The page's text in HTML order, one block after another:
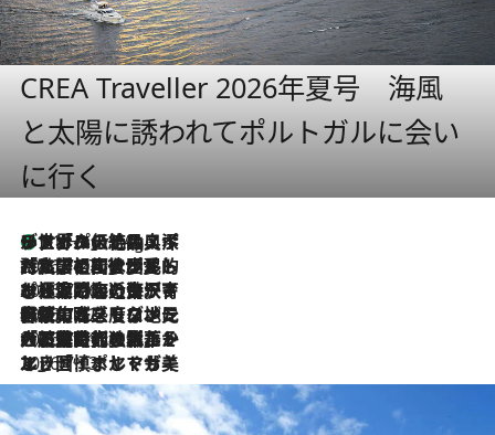
CREA Traveller 2026年夏号 海風
と太陽に誘われてポルトガルに会い
に行く
11 Hours Ago
リスボンの絶品スイーツ「パステル・デ・ナタ」とは？ポルトガル伝統の奥深い世界へ
2026.7.27
「私の祖国はポルトガル語です」国民的詩人フェルナンド・ペソアと、彼が愛した文学の街を歩く
2026.7.26
ポルトガル近海が育む極上の海の幸。キリリと冷えた白ワインと愉しむ、シーフード専門店の贅沢
2026.7.22
伝統の味をモダンに昇華。高感度な地元客が集う、リスボンの最旬ガストロノミー
2026.7.21
大航海時代の栄華から、震災、独裁、そして革命へ。ポルトガル・首都リスボンの石畳に刻まれた「歴史の光と影」
2026.7.13
エッセイ・ヤマザキマリ「慎ましくも美しき国 ポルトガル」